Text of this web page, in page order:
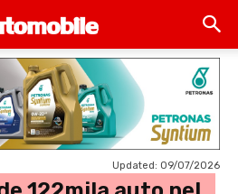
Updated: 09/07/2026